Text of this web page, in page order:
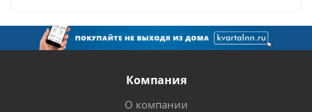
Компания
О компании